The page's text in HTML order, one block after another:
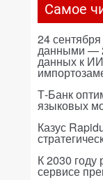
Самое
24
данными —
данных к
Т-Банк
языковых
Казус
К 2030
сервисе